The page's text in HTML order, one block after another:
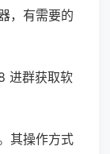
，有需要的
进群获取软
其操作方式